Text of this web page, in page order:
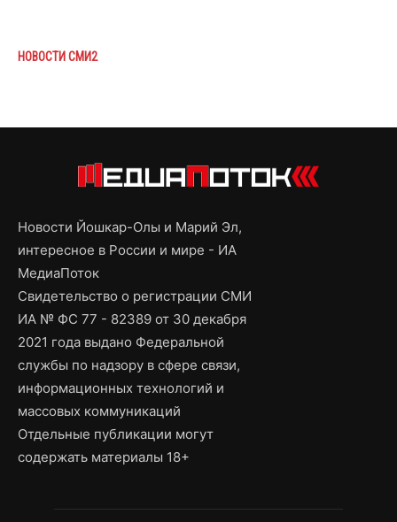
НОВОСТИ СМИ2
Новости Йошкар-Олы и Марий Эл,
интересное в России и мире - ИА
МедиаПоток
Свидетельство о регистрации СМИ
ИА № ФС 77 - 82389 от 30 декабря
2021 года выдано Федеральной
службы по надзору в сфере связи,
информационных технологий и
массовых коммуникаций
Отдельные публикации могут
содержать материалы 18+